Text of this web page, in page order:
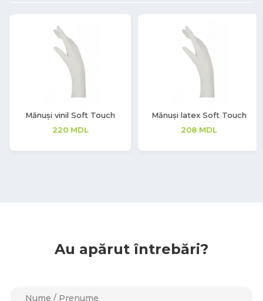
Mănuși latex Soft Touch
208MDL
Mănuși nitril Soft Touch Vivid
362MDL
Au apărut întrebări?